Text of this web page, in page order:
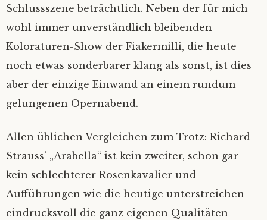
Schlussszene beträchtlich. Neben der für mich
wohl immer unverständlich bleibenden
Koloraturen-Show der Fiakermilli, die heute
noch etwas sonderbarer klang als sonst, ist dies
aber der einzige Einwand an einem rundum
gelungenen Opernabend.
Allen üblichen Vergleichen zum Trotz: Richard
Strauss’ „Arabella“ ist kein zweiter, schon gar
kein schlechterer Rosenkavalier und
Aufführungen wie die heutige unterstreichen
eindrucksvoll die ganz eigenen Qualitäten